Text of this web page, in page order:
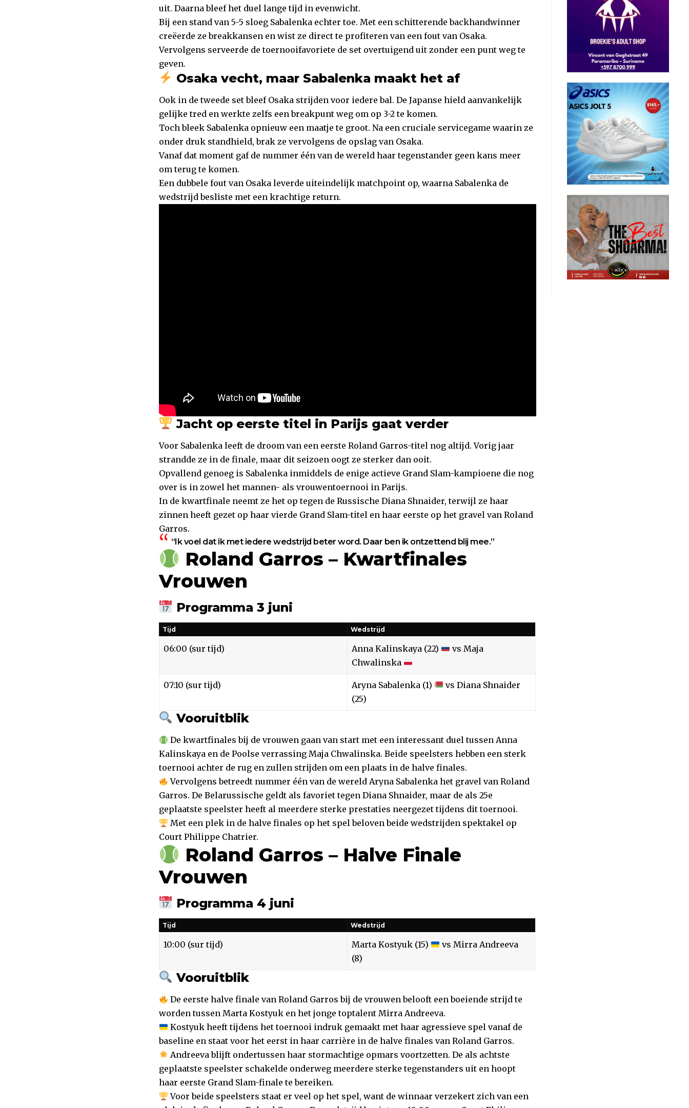
uit. Daarna bleef het duel lange tijd in evenwicht.
Bij een stand van 5-5 sloeg Sabalenka echter toe. Met een schitterende backhandwinner
creëerde ze breakkansen en wist ze direct te profiteren van een fout van Osaka.
Vervolgens serveerde de toernooifavoriete de set overtuigend uit zonder een punt weg te
geven.
Osaka vecht, maar Sabalenka maakt het af
Ook in de tweede set bleef Osaka strijden voor iedere bal. De Japanse hield aanvankelijk
gelijke tred en werkte zelfs een breakpunt weg om op 3-2 te komen.
Toch bleek Sabalenka opnieuw een maatje te groot. Na een cruciale servicegame waarin ze
onder druk standhield, brak ze vervolgens de opslag van Osaka.
Vanaf dat moment gaf de nummer één van de wereld haar tegenstander geen kans meer
om terug te komen.
Een dubbele fout van Osaka leverde uiteindelijk matchpoint op, waarna Sabalenka de
wedstrijd besliste met een krachtige return.
Jacht op eerste titel in Parijs gaat verder
Voor Sabalenka leeft de droom van een eerste Roland Garros-titel nog altijd. Vorig jaar
strandde ze in de finale, maar dit seizoen oogt ze sterker dan ooit.
Opvallend genoeg is Sabalenka inmiddels de enige actieve Grand Slam-kampioene die nog
over is in zowel het mannen- als vrouwentoernooi in Parijs.
In de kwartfinale neemt ze het op tegen de Russische Diana Shnaider, terwijl ze haar
zinnen heeft gezet op haar vierde Grand Slam-titel en haar eerste op het gravel van Roland
Garros.
“Ik voel dat ik met iedere wedstrijd beter word. Daar ben ik ontzettend blij mee.”
Roland Garros – Kwartfinales
Vrouwen
Programma 3 juni
Tijd Wedstrijd
06:00 (sur tijd) Anna Kalinskaya (22)
vs Maja
Chwalinska
07:10 (sur tijd) Aryna Sabalenka (1)
vs Diana Shnaider
(25)
Vooruitblik
De kwartfinales bij de vrouwen gaan van start met een interessant duel tussen Anna
Kalinskaya en de Poolse verrassing Maja Chwalinska. Beide speelsters hebben een sterk
toernooi achter de rug en zullen strijden om een plaats in de halve finales.
Vervolgens betreedt nummer één van de wereld Aryna Sabalenka het gravel van Roland
Garros. De Belarussische geldt als favoriet tegen Diana Shnaider, maar de als 25e
geplaatste speelster heeft al meerdere sterke prestaties neergezet tijdens dit toernooi.
Met een plek in de halve finales op het spel beloven beide wedstrijden spektakel op
Court Philippe Chatrier.
Roland Garros – Halve Finale
Vrouwen
Programma 4 juni
Tijd Wedstrijd
10:00 (sur tijd) Marta Kostyuk (15)
vs Mirra Andreeva
(8)
Vooruitblik
De eerste halve finale van Roland Garros bij de vrouwen belooft een boeiende strijd te
worden tussen Marta Kostyuk en het jonge toptalent Mirra Andreeva.
Kostyuk heeft tijdens het toernooi indruk gemaakt met haar agressieve spel vanaf de
baseline en staat voor het eerst in haar carrière in de halve finales van Roland Garros.
Andreeva blijft ondertussen haar stormachtige opmars voortzetten. De als achtste
geplaatste speelster schakelde onderweg meerdere sterke tegenstanders uit en hoopt
haar eerste Grand Slam-finale te bereiken.
Voor beide speelsters staat er veel op het spel, want de winnaar verzekert zich van een